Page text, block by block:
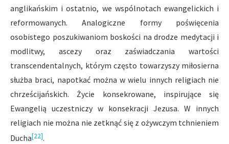
anglikańskim i ostatnio, we wspólnotach ewangelickich i
reformowanych. Analogiczne formy poświęcenia
osobistego poszukiwaniom boskości na drodze medytacji i
modlitwy, ascezy oraz zaświadczania wartości
transcendentalnych, którym często towarzyszy miłosierna
służba braci, napotkać można w wielu innych religiach nie
chrześcijańskich. Życie konsekrowane, inspirujące się
Ewangelią uczestniczy w konsekracji Jezusa. W innych
religiach nie można nie zetknąć się z ożywczym tchnieniem
Ducha[22].